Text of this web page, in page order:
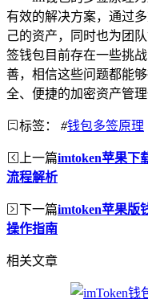
有效的解决方案，通过
己的资产，同时也为团
签钱包目前存在一些挑
善，相信这些问题都能
全、便捷的加密资产管理
标签： #钱包多签原理
上一篇imtoken苹果下
流程解析
下一篇imtoken苹果版
操作指南
相关文章